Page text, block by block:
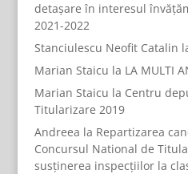
detașare în interesul
2021-2022
Stanciulescu Neofit Catalin
Marian Staicu la LA MULTI
Marian Staicu la Centru
Titularizare 2019
Andreea la Repartizarea
Concursul National de
susținerea inspecțiilor la